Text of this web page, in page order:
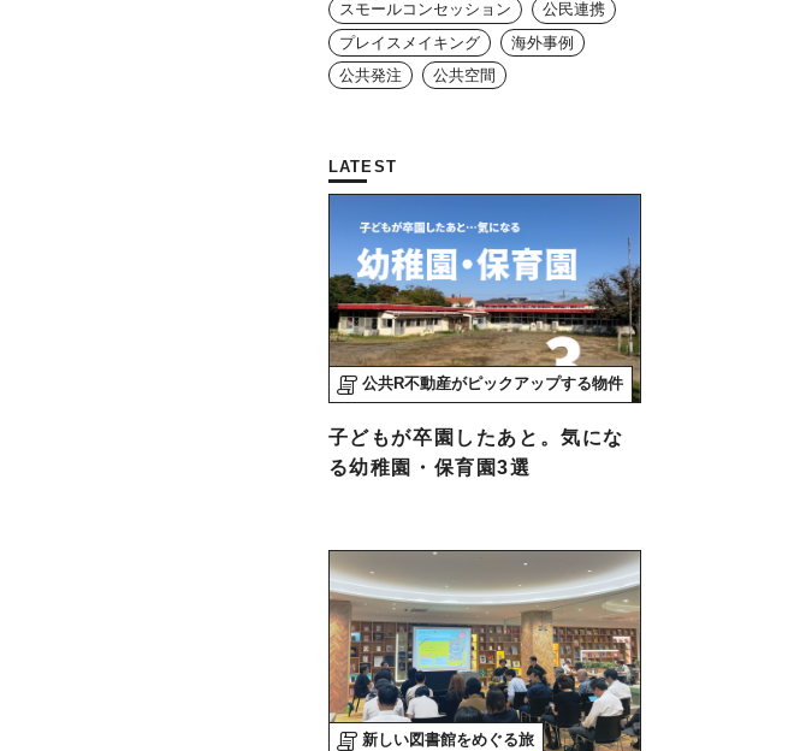
スモールコンセッション
公民連携
プレイスメイキング
海外事例
公共発注
公共空間
LATEST
公共R不動産がピックアップする物件
子どもが卒園したあと。気にな
る幼稚園・保育園3選
新しい図書館をめぐる旅